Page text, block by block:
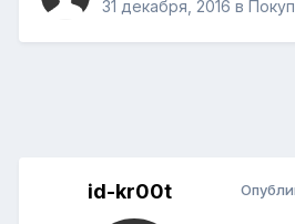
31 декабря, 2016 в
id-kr00t